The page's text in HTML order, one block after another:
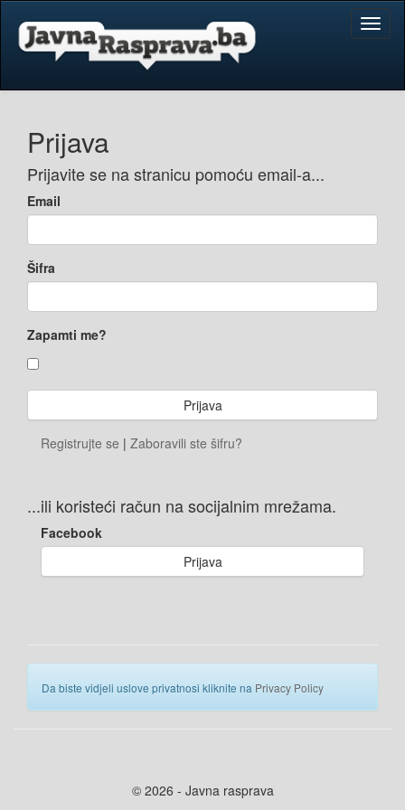
Prijava
Prijavite se na stranicu pomoću email-a...
Email
Šifra
Zapamti me?
Registrujte se | Zaboravili ste šifru?
...ili koristeći račun na socijalnim mrežama.
Facebook
Prijava
Da biste vidjeli uslove privatnosi kliknite na Privacy Policy
© 2026 - Javna rasprava